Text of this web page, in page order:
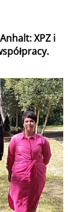
XPZ i